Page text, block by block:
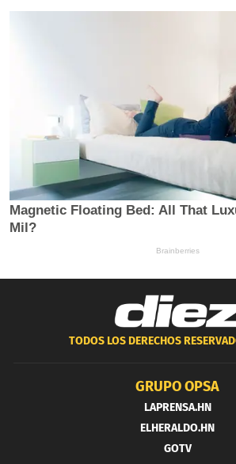
TODOS LOS DERECHOS
GRUPO OPSA
LAPRENSA.HN
ELHERALDO.HN
GOTV